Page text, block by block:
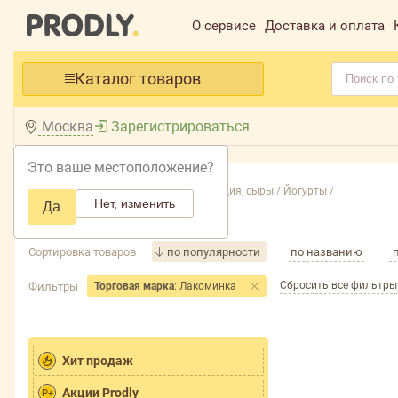
О сервисе Доставка и оплата
Каталог товаров
Москва
Это ваше местоположение?
Да Нет, изменить
Зарегистрироваться
Главная /Каталог /Молочная продукция, сыры / Йогурты /
Йогурты
Сортировка товаров по популярности по названию
Фильтры Торговая марка: Лакоминка Сбросить все фильтры
Хит продаж
P+ Акции Prodly